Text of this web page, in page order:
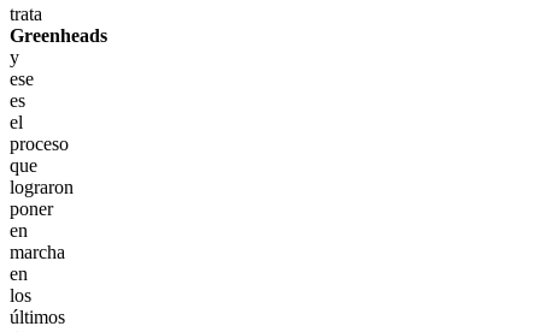
trata
Greenheads
y
ese
es
el
proceso
que
lograron
poner
en
marcha
en
los
últimos